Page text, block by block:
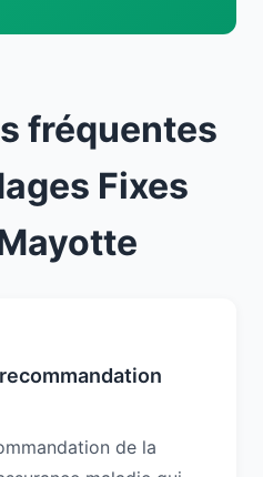
fréquentes
Fixes
de la